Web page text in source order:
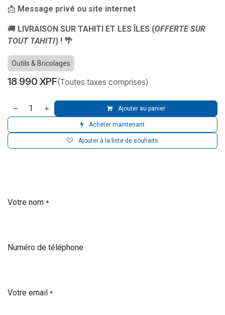
📩 Message privé ou site internet
🚚 LIVRAISON SUR TAHITI ET LES ÎLES (OFFERTE SUR
TOUT TAHITI) ! 🌴
Outils & Bricolages
18 990 XPF(Toutes taxes comprises)
Ajouter au panier
Acheter maintenant
Ajouter à la liste de souhaits
Votre nom *
Numéro de téléphone
Votre email *